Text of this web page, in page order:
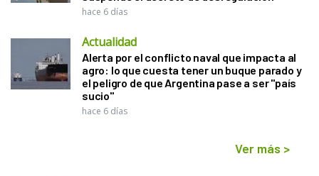
hace 6 días
Actualidad
Alerta por el conflicto naval que impacta al
agro: lo que cuesta tener un buque parado y
el peligro de que Argentina pase a ser "país
sucio"
hace 6 días
Ver más >